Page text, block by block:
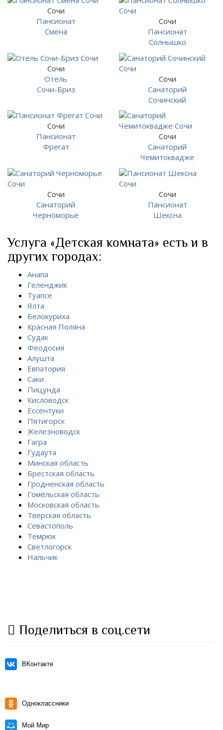
Сочи
Пансионат
Смена
Сочи
Пансионат
Солнышко
Сочи
Отель
Сочи-Бриз
Сочи
Санаторий
Сочинский
Сочи
Пансионат
Фрегат
Сочи
Санаторий
Чемитоквадже
Сочи
Санаторий
Черноморье
Сочи
Пансионат
Шексна
Услуга «Детская комната» есть и в
других городах:
Анапа
Геленджик
Туапсе
Ялта
Белокуриха
Красная Поляна
Судак
Феодосия
Алушта
Евпатория
Саки
Пицунда
Кисловодск
Ессентуки
Пятигорск
Железноводск
Гагра
Гудаута
Минская область
Брестская область
Гродненская область
Гомельская область
Московская область
Тверская область
Севастополь
Темрюк
Светлогорск
Нальчик
Поделиться в соц.сети
ВКонтакте
Одноклассники
Мой Мир